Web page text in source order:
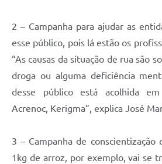
2 – Campanha para ajudar as
esse público, pois lá estão os
“As causas da situação de rua são
droga ou alguma deficiência
desse público está acolhida
Acrenoc, Kerigma”, explica José
3 – Campanha de conscientização
1kg de arroz, por exemplo, vai se